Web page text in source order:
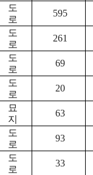
도
로
595
도
로
261
도
로
69
도
로
20
묘
지
63
도
로
93
도
로
33